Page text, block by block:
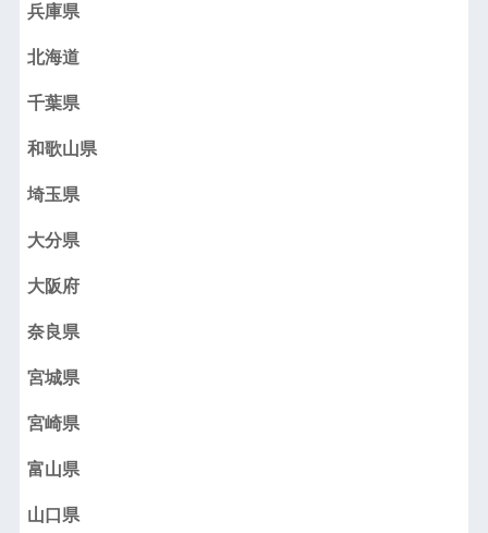
兵庫県
北海道
千葉県
和歌山県
埼玉県
大分県
大阪府
奈良県
宮城県
宮崎県
富山県
山口県